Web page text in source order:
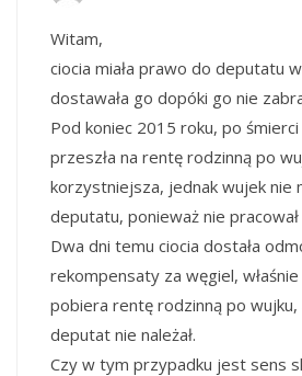
Witam,
ciocia miała prawo do deputatu
dostawała go dopóki go nie
Pod koniec 2015 roku, po śmierci
przeszła na rentę rodzinną po
korzystniejsza, jednak wujek nie
deputatu, ponieważ nie pracował
Dwa dni temu ciocia dostała
rekompensaty za węgiel,
pobiera rentę rodzinną po wujku,
deputat nie należał.
Czy w tym przypadku jest sens